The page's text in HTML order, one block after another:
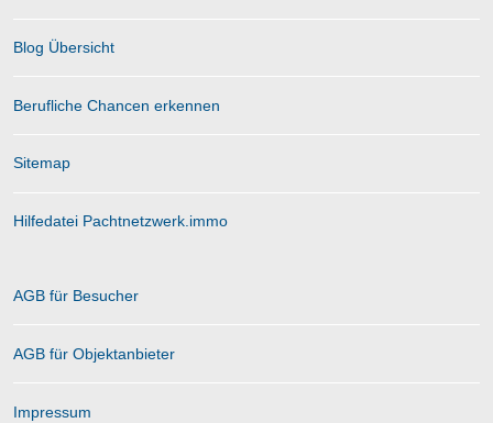
Blog Übersicht
Berufliche Chancen erkennen
Sitemap
Hilfedatei Pachtnetzwerk.immo
AGB für Besucher
AGB für Objektanbieter
Impressum